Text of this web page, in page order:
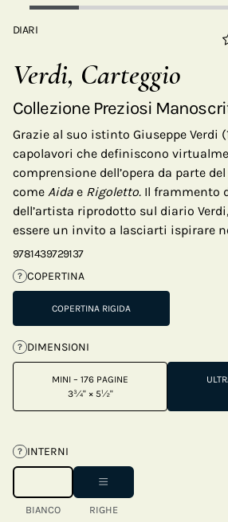
DIARI
Verdi, Carteggio
Collezione Preziosi
Grazie al suo istinto Giuseppe Verdi
capolavori che definiscono
comprensione dell’opera da parte
come Aida e Rigoletto. Il frammento
dell’artista riprodotto sul diario
essere un invito a lasciarti ispirare
9781439729137
? COPERTINA
COPERTINA RIGIDA
? DIMENSIONI
MINI – 176 PAGINE
3¾" × 5½"
? INTERNI
BIANCO RIGHE